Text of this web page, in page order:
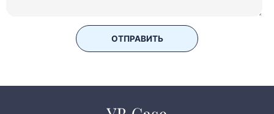
ОТПРАВИТЬ